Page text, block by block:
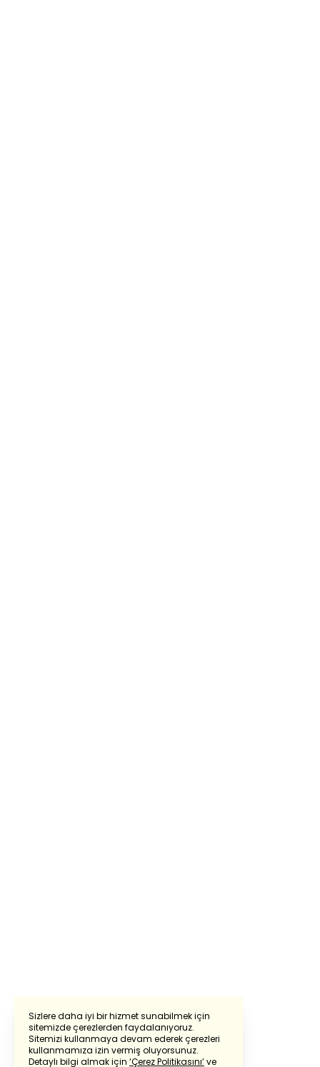
Sizlere daha iyi bir hizmet sunabilmek için
sitemizde çerezlerden faydalanıyoruz.
Sitemizi kullanmaya devam ederek çerezleri
kullanmamıza izin vermiş oluyorsunuz.
Detaylı bilgi almak için ‘Çerez Politikasını’ve
Powered by Translate